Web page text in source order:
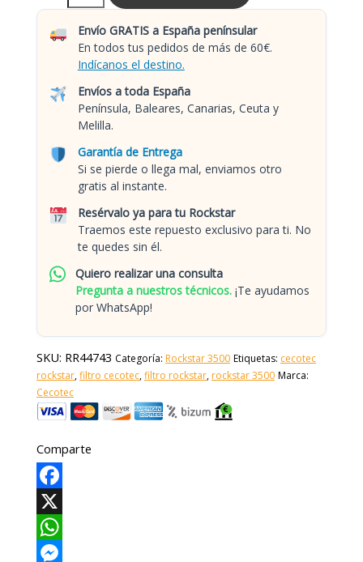
Envío GRATIS a España penínsular
En todos tus pedidos de más de 60€.
Indícanos el destino.
Envíos a toda España
Península, Baleares, Canarias, Ceuta y
Melilla.
Garantía de Entrega
Si se pierde o llega mal, enviamos otro
gratis al instante.
Resérvalo ya para tu Rockstar
Traemos este repuesto exclusivo para ti. No
te quedes sin él.
Quiero realizar una consulta
Pregunta a nuestros técnicos. ¡Te ayudamos
por WhatsApp!
SKU: RR44743 Categoría: Rockstar 3500 Etiquetas: cecotec
rockstar,filtro cecotec,filtro rockstar, rockstar 3500 Marca:
Cecotec
Comparte
Facebook
X
WhatsApp